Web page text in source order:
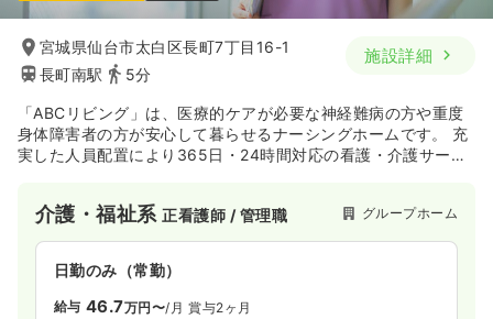
宮城県仙台市太白区長町7丁目16-1
長町南駅
5分
施設詳細
「ABCリビング」は、医療的ケアが必要な神経難病の方や重度
身体障害者の方が安心して暮らせるナーシングホームです。 充
実した人員配置により365日・24時間対応の看護・介護サービ
してご入居できる施設です。
介護・福祉系正看護師 / 管理職 グループホーム
日勤のみ（常勤）
給与 46.7万円〜/月 賞与2ヶ月